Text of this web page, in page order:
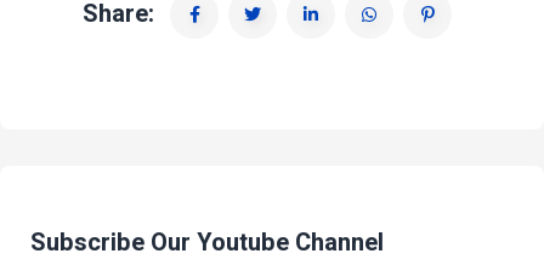
Share:
Subscribe Our Youtube Channel